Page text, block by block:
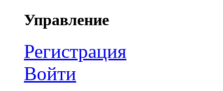
Управление
Регистрация
Войти